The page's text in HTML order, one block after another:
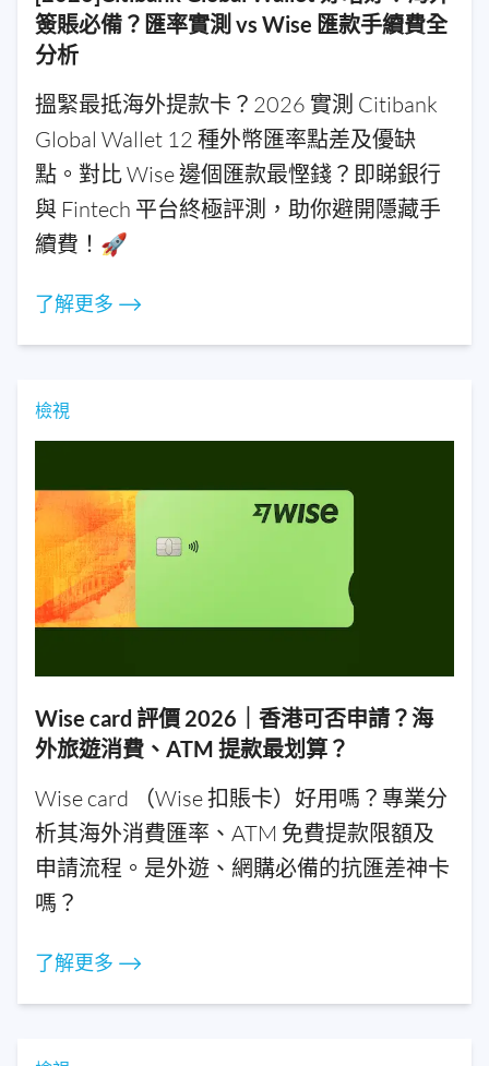
簽賬必備？匯率實測 vs Wise 匯款手續費全
分析
搵緊最抵海外提款卡？2026 實測 Citibank
Global Wallet 12 種外幣匯率點差及優缺
點。對比 Wise 邊個匯款最慳錢？即睇銀行
與 Fintech 平台終極評測，助你避開隱藏手
續費！🚀
了解更多 ⟶
檢視
Wise card 評價 2026｜香港可否申請？海
外旅遊消費、ATM 提款最划算？
Wise card （Wise 扣賬卡）好用嗎？專業分
析其海外消費匯率、ATM 免費提款限額及
申請流程。是外遊、網購必備的抗匯差神卡
嗎？
了解更多 ⟶